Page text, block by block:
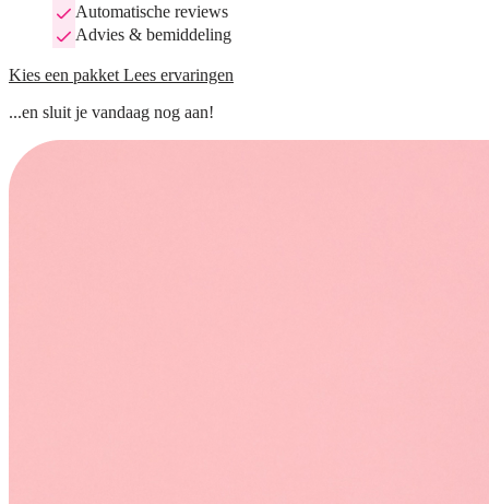
Automatische reviews
Advies & bemiddeling
Kies een pakket Lees ervaringen
...en sluit je vandaag nog aan!